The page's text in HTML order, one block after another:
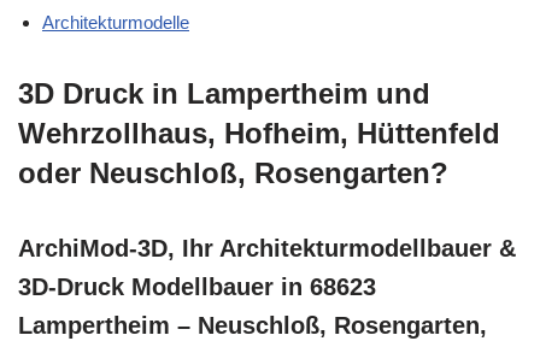
Architekturmodelle
3D Druck in Lampertheim und
Wehrzollhaus, Hofheim, Hüttenfeld
oder Neuschloß, Rosengarten?
ArchiMod-3D, Ihr Architekturmodellbauer &
3D-Druck Modellbauer in 68623
Lampertheim – Neuschloß, Rosengarten,